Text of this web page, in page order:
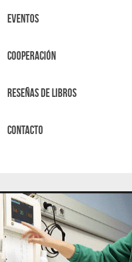
Eventos
Cooperación
Reseñas de libros
Contacto